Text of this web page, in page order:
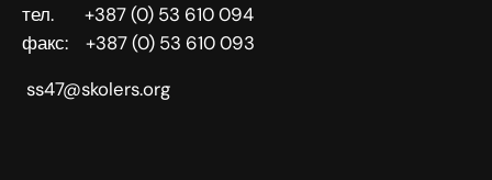
тел. +387 (0) 53 610 094
факс: +387 (0) 53 610 093
ss47@skolers.org